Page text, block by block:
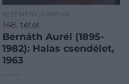
FESTMÉNY, GRAFIKA
148. tétel:
Bernáth Aurél (1895-
1982): Halas csendélet,
1963